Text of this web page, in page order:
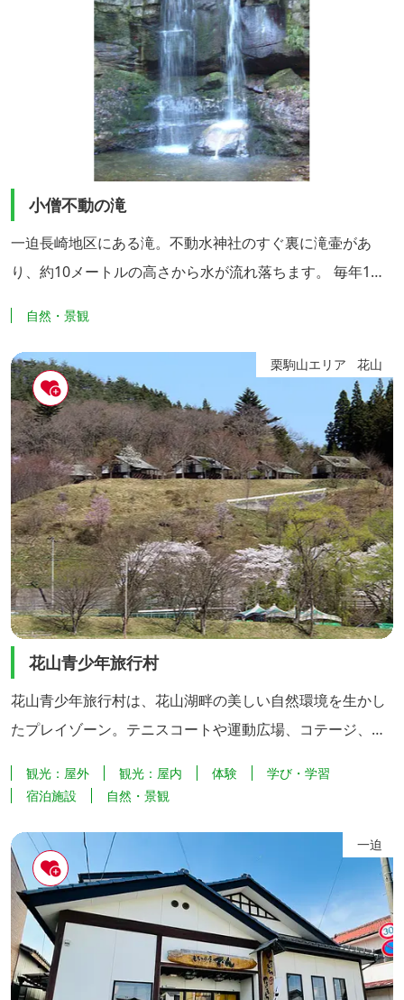
小僧不動の滝
一迫長崎地区にある滝。不動水神社のすぐ裏に滝壷があ
り、約10メートルの高さから水が流れ落ちます。 毎年1月
験を控えた若者が、滝に打たれながら五穀豊穣や無病息災
を祈願します。
自然・景観
栗駒山エリア 花山
花山青少年旅行村
花山青少年旅行村は、花山湖畔の美しい自然環境を生かし
たプレイゾーン。テニスコートや運動広場、コテージ、バ
ワー室、集会室も完備しています。 春は家族やグループの
ンプ場、そして秋は湖面に映える紅葉にひたり、いも煮会
の場としても多くの人々に親しまれています。 ●施設の概
要 ・コテージ...
観光：屋外 観光：屋内 体験
学び・学習
宿泊施設
自然・景観
一迫